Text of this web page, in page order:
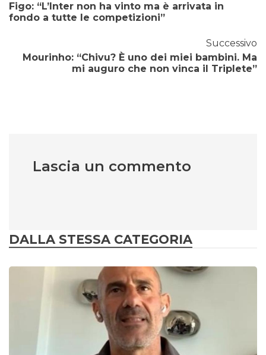
Figo: “L’Inter non ha vinto ma è arrivata in
fondo a tutte le competizioni”
Successivo
Mourinho: “Chivu? È uno dei miei bambini. Ma
mi auguro che non vinca il Triplete”
Lascia un commento
DALLA STESSA CATEGORIA